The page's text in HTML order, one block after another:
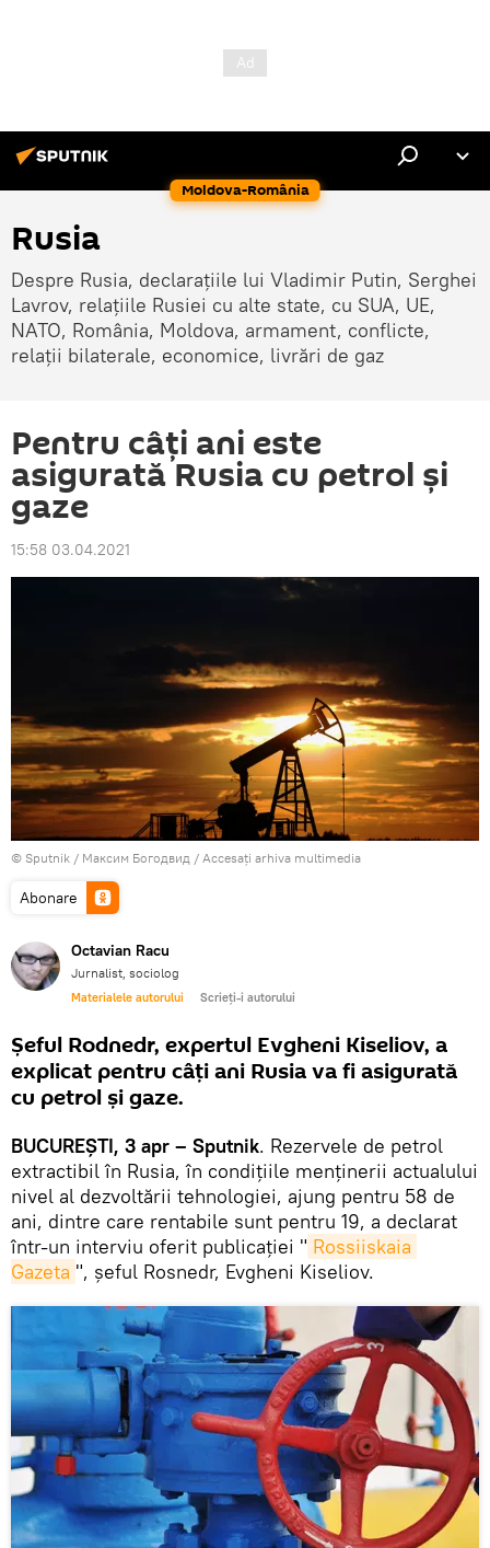
Moldova-România
Rusia
Despre Rusia, declarațiile lui Vladimir Putin, Serghei
Lavrov, relațiile Rusiei cu alte state, cu SUA, UE,
NATO, România, Moldova, armament, conflicte,
relații bilaterale, economice, livrări de gaz
Pentru câți ani este
asigurată Rusia cu petrol și
gaze
15:58 03.04.2021
© Sputnik / Максим Богодвид / Accesați arhiva multimedia
Abonare
Octavian Racu
Jurnalist, sociolog
Materialele autorului Scrieți-i autorului
Șeful Rodnedr, expertul Evgheni Kiseliov, a
explicat pentru câți ani Rusia va fi asigurată
cu petrol și gaze.
BUCUREȘTI, 3 apr – Sputnik. Rezervele de petrol
extractibil în Rusia, în condițiile menținerii actualului
nivel al dezvoltării tehnologiei, ajung pentru 58 de
ani, dintre care rentabile sunt pentru 19, a declarat
într-un interviu oferit publicației " Rossiiskaia
Gazeta ", șeful Rosnedr, Evgheni Kiseliov.